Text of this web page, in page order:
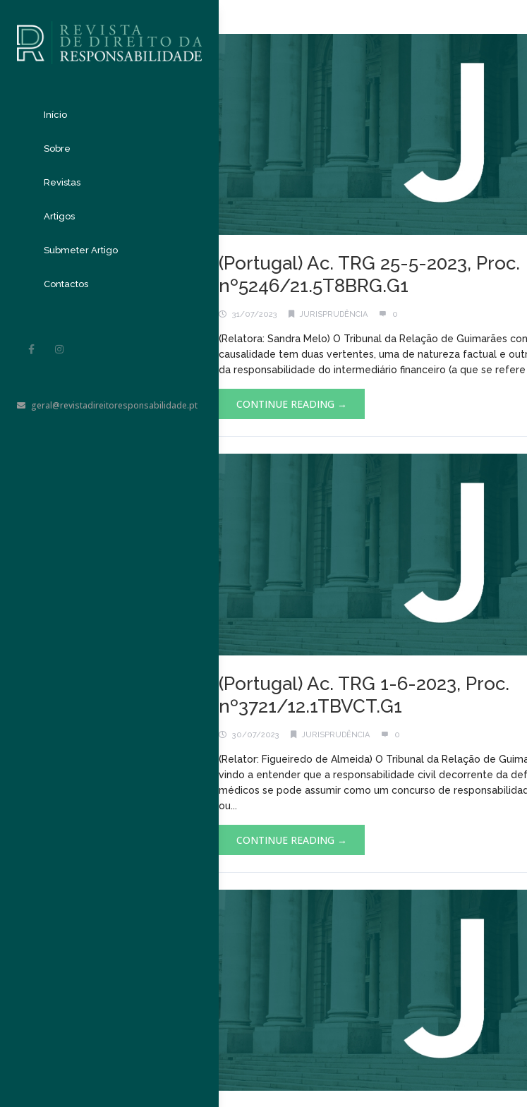
Início
Sobre
Revistas
Artigos
Submeter Artigo
Contactos
geral@revistadireitoresponsabilidade.pt
(Portugal) Ac. TRG 25-5-2023, Proc.
nº5246/21.5T8BRG.G1
31/07/2023 JURISPRUDÊNCIA 0
(Relatora: Sandra Melo) O Tribunal da Relação de Guimarães
causalidade tem duas vertentes, uma de natureza factual e
da responsabilidade do intermediário financeiro (a que se refere
CONTINUE READING →
(Portugal) Ac. TRG 1-6-2023, Proc.
nº3721/12.1TBVCT.G1
30/07/2023 JURISPRUDÊNCIA 0
(Relator: Figueiredo de Almeida) O Tribunal da Relação de
vindo a entender que a responsabilidade civil decorrente da
médicos se pode assumir como um concurso de
ou...
CONTINUE READING →